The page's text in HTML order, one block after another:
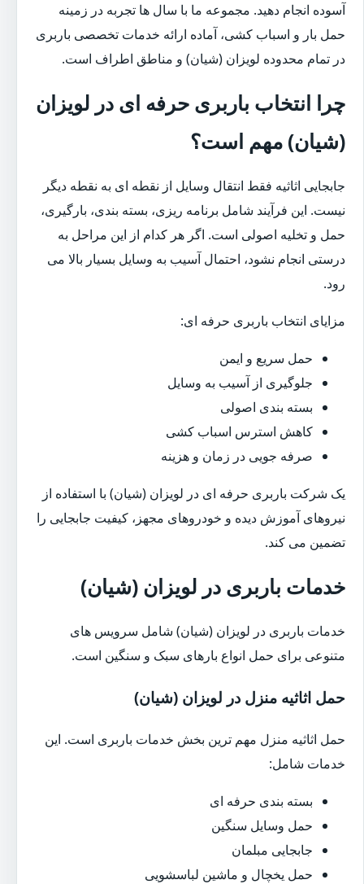
آسوده انجام دهید. مجموعه ما با سال ها تجربه در زمینه
حمل بار و اسباب کشی، آماده ارائه خدمات تخصصی باربری
در تمام محدوده لویزان (شیان) و مناطق اطراف است.
چرا انتخاب باربری حرفه ای در لویزان
(شیان) مهم است؟
جابجایی اثاثیه فقط انتقال وسایل از نقطه ای به نقطه دیگر
نیست. این فرآیند شامل برنامه ریزی، بسته بندی، بارگیری،
حمل و تخلیه اصولی است. اگر هر کدام از این مراحل به
درستی انجام نشود، احتمال آسیب به وسایل بسیار بالا می
رود.
مزایای انتخاب باربری حرفه ای:
حمل سریع و ایمن
جلوگیری از آسیب به وسایل
بسته بندی اصولی
کاهش استرس اسباب کشی
صرفه جویی در زمان و هزینه
یک شرکت باربری حرفه ای در لویزان (شیان) با استفاده از
نیروهای آموزش دیده و خودروهای مجهز، کیفیت جابجایی را
تضمین می کند.
خدمات باربری در لویزان (شیان)
خدمات باربری در لویزان (شیان) شامل سرویس های
متنوعی برای حمل انواع بارهای سبک و سنگین است.
حمل اثاثیه منزل در لویزان (شیان)
حمل اثاثیه منزل مهم ترین بخش خدمات باربری است. این
خدمات شامل:
بسته بندی حرفه ای
حمل وسایل سنگین
جابجایی مبلمان
حمل یخچال و ماشین لباسشویی